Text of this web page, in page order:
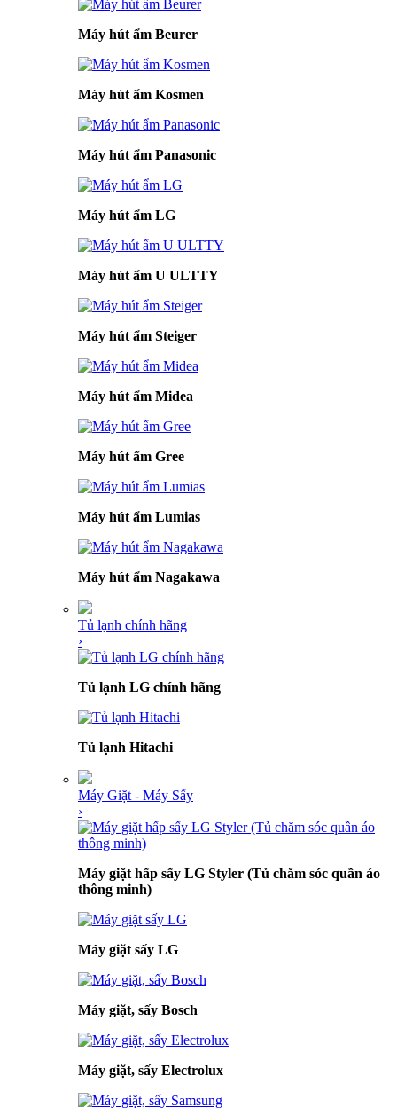
Máy hút ẩm Beurer
Máy hút ẩm Kosmen
Máy hút ẩm Panasonic
Máy hút ẩm LG
Máy hút ẩm U ULTTY
Máy hút ẩm Steiger
Máy hút ẩm Midea
Máy hút ẩm Gree
Máy hút ẩm Lumias
Máy hút ẩm Nagakawa
Tủ lạnh chính hãng
›
Tủ lạnh LG chính hãng
Tủ lạnh Hitachi
Máy Giặt - Máy Sấy
›
Máy giặt hấp sấy LG Styler (Tủ chăm sóc quần áo
thông minh)
Máy giặt sấy LG
Máy giặt, sấy Bosch
Máy giặt, sấy Electrolux